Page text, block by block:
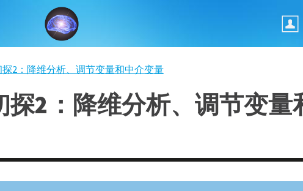
2：降维分析、调节变量和中介变量
2：降维分析、调节变量